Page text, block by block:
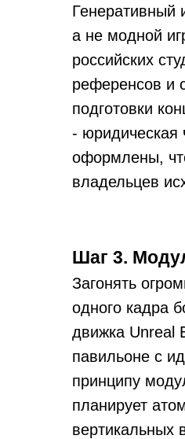
Генеративный
а не модной
российских
референсов и
подготовки
- юридическая
оформлены,
владельцев
Шаг 3.
Загонять
одного кадра
движка Unreal
павильоне с
принципу
планирует
вертикальных